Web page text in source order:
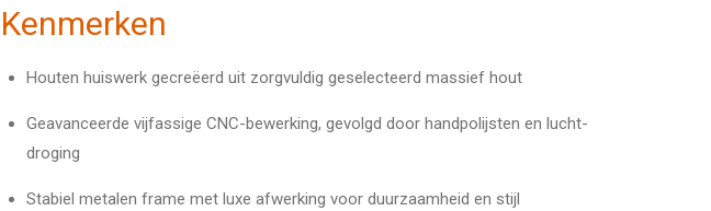
Kenmerken
Houten huiswerk gecreëerd uit zorgvuldig geselecteerd massief hout
Geavanceerde vijfassige CNC-bewerking, gevolgd door handpolijsten en lucht­
droging
Stabiel metalen frame met luxe afwerking voor duurzaamheid en stijl